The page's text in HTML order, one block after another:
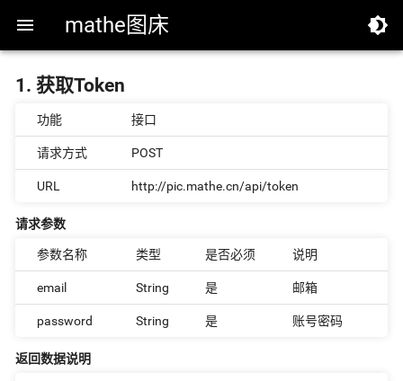
 mathe图床 
1. 获取Token
功能 接口
请求方式 POST
URL http://pic.mathe.cn/api/token
请求参数
参数名称 类型 是否必须 说明
email String 是 邮箱
password String 是 账号密码
返回数据说明